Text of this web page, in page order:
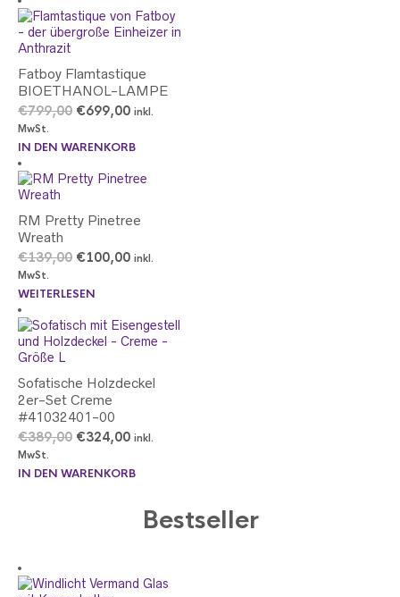
Fatboy Flamtastique
BIOETHANOL-LAMPE
€799,00 Ursprünglicher
war:
€699,00Aktueller
ist:
inkl.
MwSt.
IN DEN WARENKORB
RM Pretty Pinetree
Wreath
€139,00 Ursprünglicher
war:
€100,00Aktueller
inkl.
MwSt.
WEITERLESEN
Sofatische Holzdeckel
2er-Set Creme
#41032401-00
€389,00 Ursprünglicher
war:
€324,00Aktueller
ist:
inkl.
MwSt.
IN DEN WARENKORB
Bestseller